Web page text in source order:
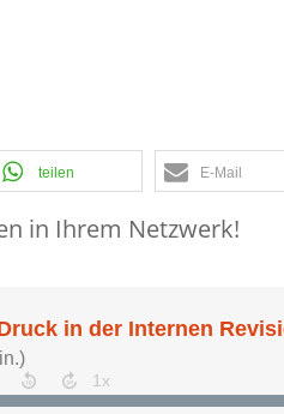
teilen E-Mail
in Ihrem Netzwerk!